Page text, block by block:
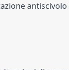
antiscivolo